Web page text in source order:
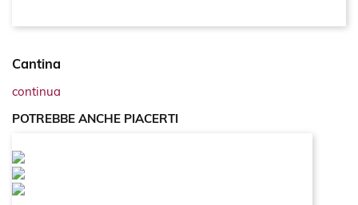
Cantina
continua
POTREBBE ANCHE PIACERTI